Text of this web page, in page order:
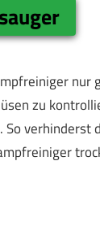
nur
zu
verhinderst